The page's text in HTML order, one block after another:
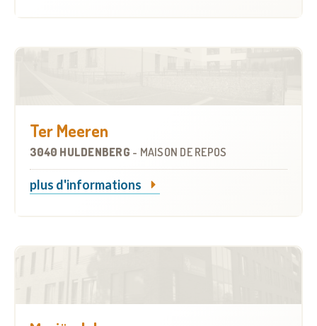
Ter Meeren
3040 HULDENBERG - MAISON DE REPOS
plus d'informations